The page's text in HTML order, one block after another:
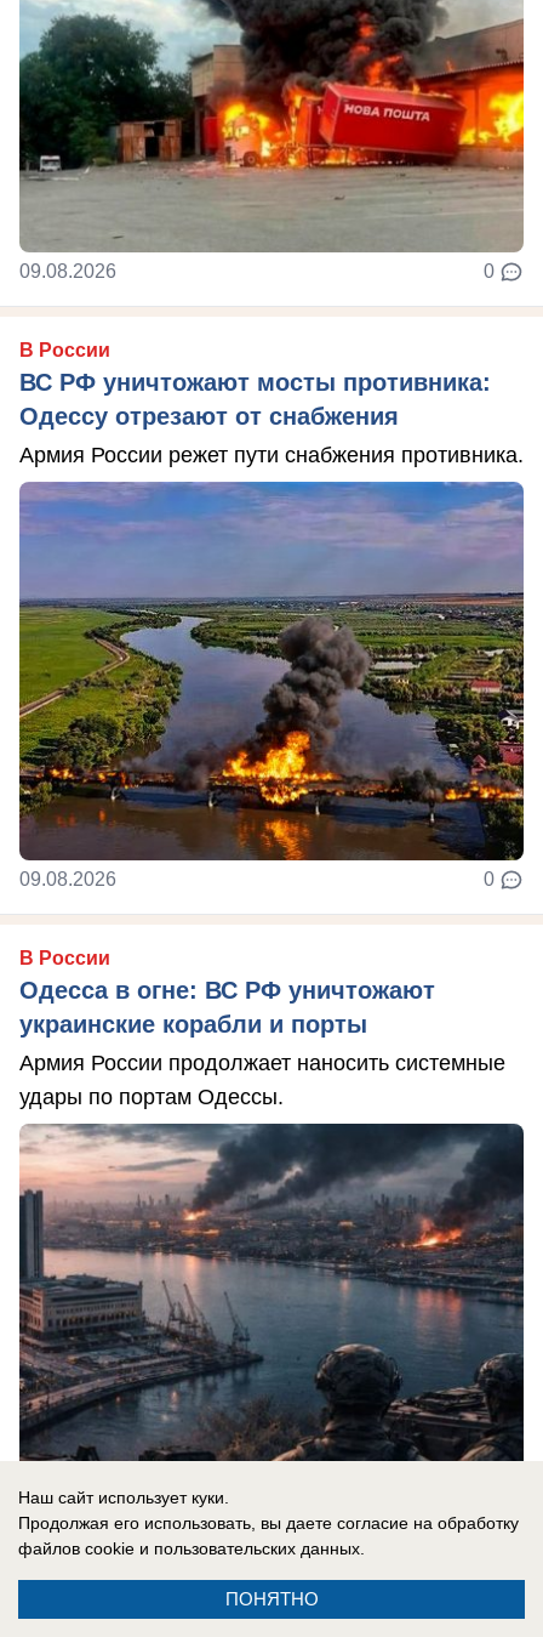
09.08.2026 0
В России
ВС РФ уничтожают мосты противника:
Одессу отрезают от снабжения
Армия России режет пути снабжения противника.
09.08.2026 0
В России
Одесса в огне: ВС РФ уничтожают
украинские корабли и порты
Армия России продолжает наносить системные
удары по портам Одессы.
08.08.2026 0
Наш сайт использует куки.
Продолжая его использовать, вы даете согласие на обработку
файлов cookie и пользовательских данных.
ПОНЯТНО